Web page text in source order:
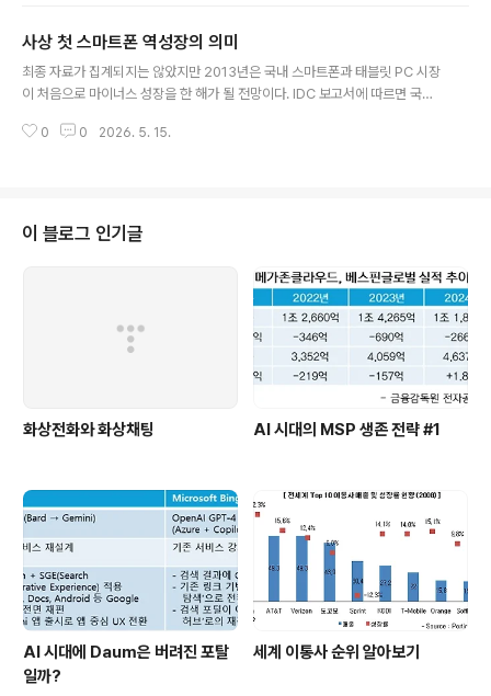
을 마무리하고 각 사업체들의 임원들이 처음으로 공식적인 활동을 펼치는 장소
이기도 하여 대규모 사업 제휴도 일어난다. 기기의 변화는 서비스나 콘텐츠에도
직접적인 영향을 주기 때문에 IT 종사자라면 CES에 전시되는 내용에 반드시
사상 첫 스마트폰 역성장의 의미
최종 자료가 집계되지는 않았지만 2013년은 국내 스마트폰과 태블릿 PC 시장
이 처음으로 마이너스 성장을 한 해가 될 전망이다. IDC 보고서에 따르면 국내
기기 중에서 스마트폰의 감소는 유독 크게 보인다. SA는 국내 스마트폰 출하량
것은 업계 전문가들이 여러 차례 예견했던 사실이다. 전세계 시장의 속도와 비
교하여 지나치게 빠르게 보급되었던 국내시장은 2012년에 이미 정점을 찍었다
0 0 2026. 5. 15.
이 블로그 인기글
화상전화와 화상채팅 AI 시대의 MSP 생존 전략 #1
AI 시대에 Daum은 버려진 포탈
일까?
세계 이통사 순위 알아보기